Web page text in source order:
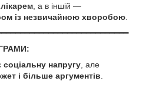
, а в іншій —
із незвичайною хворобою
соціальну напругу , але
і більше аргументів